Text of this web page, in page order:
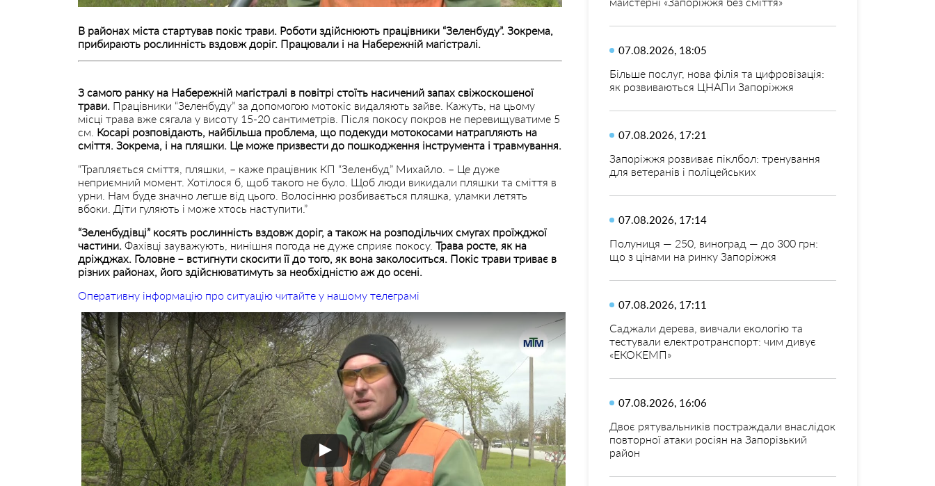
В районах міста стартував покіс трави. Роботи здійснюють працівники “Зеленбуду”. Зокрема,
прибирають рослинність вздовж доріг. Працювали і на Набережній магістралі.
З самого ранку на Набережній магістралі в повітрі стоїть насичений запах свіжоскошеної
трави. Працівники “Зеленбуду” за допомогою мотокіс видаляють зайве. Кажуть, на цьому
місці трава вже сягала у висоту 15-20 сантиметрів. Після покосу покров не перевищуватиме 5
см. Косарі розповідають, найбільша проблема, що подекуди мотокосами натрапляють на
сміття. Зокрема, і на пляшки. Це може призвести до пошкодження інструмента і травмування.
“Трапляється сміття, пляшки, – каже працівник КП “Зеленбуд” Михайло. – Це дуже
неприємний момент. Хотілося б, щоб такого не було. Щоб люди викидали пляшки та сміття в
урни. Нам буде значно легше від цього. Волосінню розбивається пляшка, уламки летять
вбоки. Діти гуляють і може хтось наступити.”
“Зеленбудівці” косять рослинність вздовж доріг, а також на розподільчих смугах проїжджої
частини. Фахівці зауважують, нинішня погода не дуже сприяє покосу. Трава росте, як на
дріжджах. Головне – встигнути скосити її до того, як вона заколоситься. Покіс трави триває в
різних районах, його здійснюватимуть за необхідністю аж до осені.
Оперативну інформацію про ситуацію читайте у нашому телеграмі
07.08.2026, 18:05
Більше послуг, нова філія та цифровізація:
як розвиваються ЦНАПи Запоріжжя
07.08.2026, 17:21
Запоріжжя розвиває піклбол: тренування
для ветеранів і поліцейських
07.08.2026, 17:14
Полуниця — 250, виноград — до 300 грн:
що з цінами на ринку Запоріжжя
07.08.2026, 17:11
Саджали дерева, вивчали екологію та
тестували електротранспорт: чим дивує
«ЕКОКЕМП»
07.08.2026, 16:06
Двоє рятувальників постраждали внаслідок
повторної атаки росіян на Запорізький
район